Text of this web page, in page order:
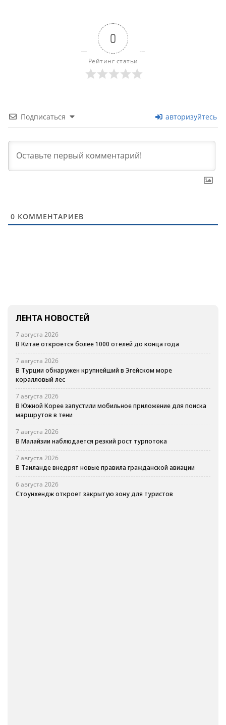
0
Рейтинг статьи
Подписаться авторизуйтесь
0 КОММЕНТАРИЕВ
ЛЕНТА НОВОСТЕЙ
7 августа 2026
В Китае откроется более 1000 отелей до конца года
7 августа 2026
В Турции обнаружен крупнейший в Эгейском море
коралловый лес
7 августа 2026
В Южной Корее запустили мобильное приложение для поиска
маршрутов в тени
7 августа 2026
В Малайзии наблюдается резкий рост турпотока
7 августа 2026
В Таиланде внедрят новые правила гражданской авиации
6 августа 2026
Стоунхендж откроет закрытую зону для туристов